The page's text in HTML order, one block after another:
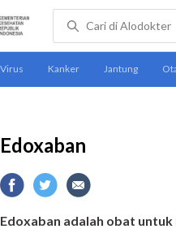
Edoxaban
Edoxaban adalah obat untuk